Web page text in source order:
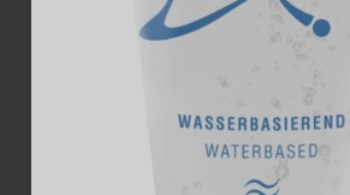
КОШИК